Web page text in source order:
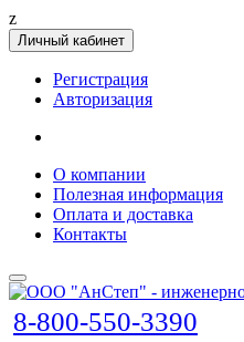
z
Личный кабинет
Регистрация
Авторизация
О компании
Полезная информация
Оплата и доставка
Контакты
8-800-550-3390